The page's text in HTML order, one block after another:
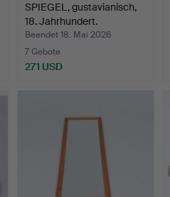
SPIEGEL, gustavianisch,
18. Jahrhundert.
Beendet 18. Mai 2026
7 Gebote
271 USD